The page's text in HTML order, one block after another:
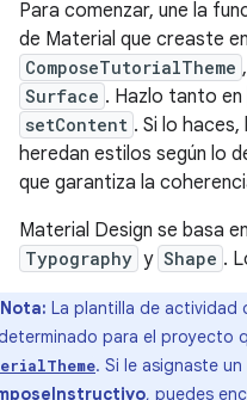
Para comenzar, une la
de Material que creaste
ComposeTutorialTheme
Surface . Hazlo tanto en
setContent . Si lo
heredan estilos según lo
que garantiza la
Material Design se basa
Typography y Shape .
Nota: La plantilla de actividad
para el proyecto
. Si le asignaste
, puedes